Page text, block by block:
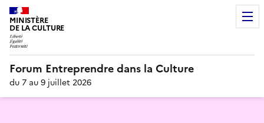
MINISTÈRE
DE LA CULTURE
Forum Entreprendre dans la Culture
du 7 au 9 juillet 2026